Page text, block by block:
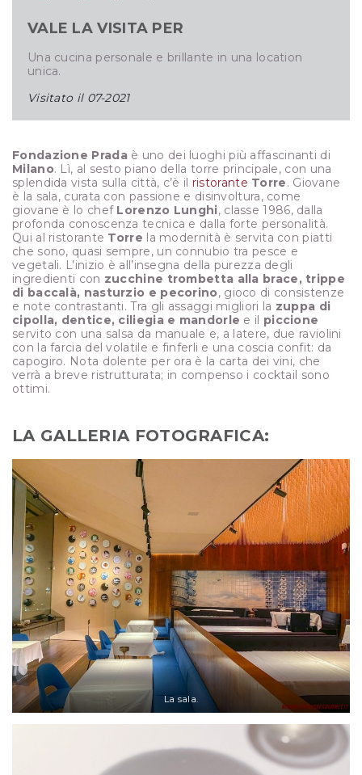
VALE LA VISITA PER
Una cucina personale e brillante in una location
unica.
Visitato il 07-2021
Fondazione Pradaè uno dei luoghi più affascinanti di
Milano. Lì, al sesto piano della torre principale, con una
splendida vista sulla città, c’è il ristorante Torre. Giovane
è la sala, curata con passione e disinvoltura, come
giovane è lo chef Lorenzo Lunghi, classe 1986, dalla
profonda conoscenza tecnica e dalla forte personalità.
Qui al ristorante Torre la modernità è servita con piatti
che sono, quasi sempre, un connubio tra pesce e
vegetali. L’inizio è all’insegna della purezza degli
ingredienti con zucchine trombetta alla brace, trippe
di baccalà, nasturzio e pecorino, gioco di consistenze
e note contrastanti. Tra gli assaggi migliori la zuppa di
cipolla, dentice, ciliegia e mandorle e il piccione
servito con una salsa da manuale e, a latere, due raviolini
con la farcia del volatile e finferli e una coscia confit: da
capogiro. Nota dolente per ora è la carta dei vini, che
verrà a breve ristrutturata; in compenso i cocktail sono
ottimi.
LA GALLERIA FOTOGRAFICA:
La sala.